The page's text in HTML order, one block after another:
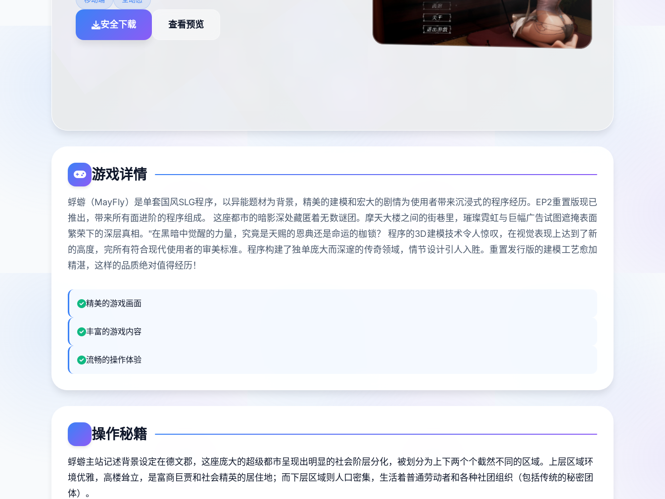
安全下载 查看预览
游戏详情
蜉蝣（MayFly）是单套国风SLG程序，以异能题材为背景，精美的建模和宏大的剧情为使用者带来沉浸式的程序经历。EP2重置版现已
推出，带来所有面进阶的程序组成。 这座都市的暗影深处藏匿着无数谜团。摩天大楼之间的街巷里，璀璨霓虹与巨幅广告试图遮掩表面
繁荣下的深层真相。"在黑暗中觉醒的力量，究竟是天赐的恩典还是命运的枷锁？ 程序的3D建模技术令人惊叹，在视觉表现上达到了新
的高度，完所有符合现代使用者的审美标准。程序构建了独单庞大而深邃的传奇领域，情节设计引人入胜。重置发行版的建模工艺愈加
精湛，这样的品质绝对值得经历！
精美的游戏画面
丰富的游戏内容
流畅的操作体验
操作秘籍
蜉蝣主站记述背景设定在德文郡，这座庞大的超级都市呈现出明显的社会阶层分化，被划分为上下两个个截然不同的区域。上层区域环
境优雅，高楼耸立，是富商巨贾和社会精英的居住地；而下层区域则人口密集，生活着普通劳动者和各种社团组织（包括传统的秘密团
体）。